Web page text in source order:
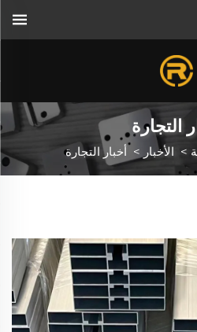
التجارة
> الأخبار > أخبار التجارة